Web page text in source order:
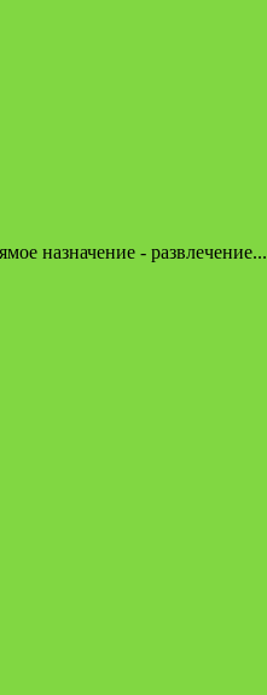
назначение - развлечение...